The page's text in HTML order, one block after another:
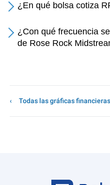
¿En qué bolsa cotiza
¿Con qué frecuencia
de Rose Rock
Todas las gráficas financieras